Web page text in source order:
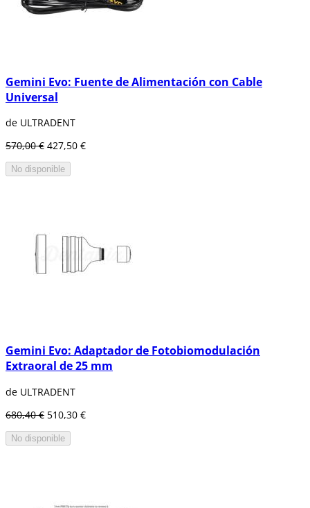
Gemini Evo: Fuente de Alimentación con Cable
Universal
de ULTRADENT
570,00 € 427,50 €
No disponible
Gemini Evo: Adaptador de Fotobiomodulación
Extraoral de 25 mm
de ULTRADENT
680,40 € 510,30 €
No disponible